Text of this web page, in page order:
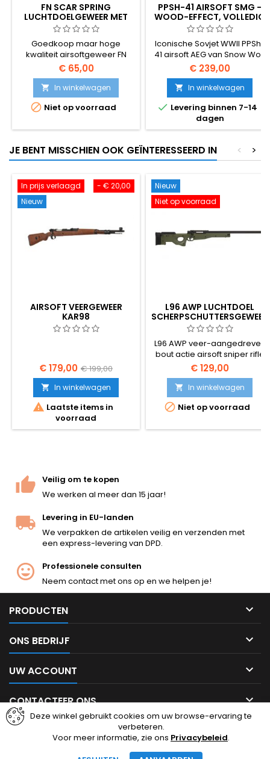
FN SCAR SPRING
LUCHTDOELGEWEER MET
TACTISCHE GRIP
Goedkoop maar hoge
kwaliteit airsoftgeweer FN
SCAR, officieel gelicentieerd.
€ 65,00
 In winkelwagen
 Niet op voorraad
PPSH-41 AIRSOFT SMG -
WOOD-EFFECT, VOLLEDIG
METALEN, 1000-RD
TROMMEL
Iconische Sovjet WWII PPSh-
41 airsoft AEG van Snow Wolf
(model SW-09). Meubel met
houteffect (imitatiehout) over
een volledig metalen
ontvanger, gevoed door een
trommelmagazijn voor 1000
ronden. ~370 FPS, 840 mm,
4000 g. Batterij afzonderlijk
€ 239,00
 In winkelwagen
 Levering binnen 7-14
dagen
JE BENT MISSCHIEN OOK GEÏNTERESSEERD IN >
<
- € 20,00
In prijs verlaagd
Nieuw
AIRSOFT VEERGEWEER
KAR98
€ 179,00 € 199,00
 In winkelwagen
 Laatste items in
voorraad
Nieuw
Niet op voorraad
L96 AWP LUCHTDOEL
SCHERPSCHUTTERSGEWEER
L96 AWP veer-aangedreven
bout actie airsoft sniper rifle
€ 129,00
 In winkelwagen
 Niet op voorraad
Veilig om te kopen
We werken al meer dan 15 jaar!
Levering in EU-landen
We verpakken de artikelen veilig en verzenden met
een express-levering van DPD.
Professionele consulten
Neem contact met ons op en we helpen je!
PRODUCTEN 
ONS BEDRIJF 
UW ACCOUNT 
CONTACTEER ONS 
Deze winkel gebruikt cookies om uw browse-ervaring te
verbeteren.
Voor meer informatie, zie ons Privacybeleid.
FacebookInstagram